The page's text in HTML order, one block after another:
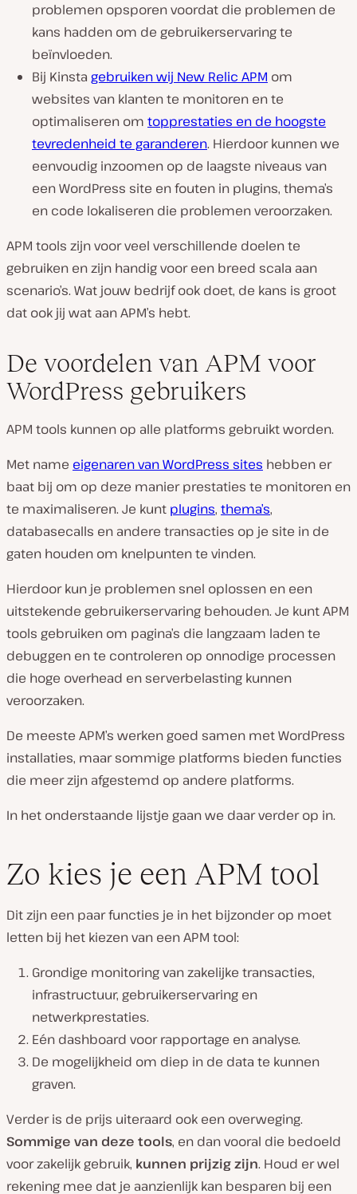
problemen opsporen voordat die problemen de
kans hadden om de gebruikerservaring te
beïnvloeden.
Bij Kinsta gebruiken wij New Relic APM om
websites van klanten te monitoren en te
optimaliseren om topprestaties en de hoogste
tevredenheid te garanderen. Hierdoor kunnen we
eenvoudig inzoomen op de laagste niveaus van
een WordPress site en fouten in plugins, thema’s
en code lokaliseren die problemen veroorzaken.
APM tools zijn voor veel verschillende doelen te
gebruiken en zijn handig voor een breed scala aan
scenario’s. Wat jouw bedrijf ook doet, de kans is groot
dat ook jij wat aan APM’s hebt.
De voordelen van APM voor
WordPress gebruikers
APM tools kunnen op alle platforms gebruikt worden.
Met name eigenaren van WordPress sites hebben er
baat bij om op deze manier prestaties te monitoren en
te maximaliseren. Je kunt plugins, thema’s,
databasecalls en andere transacties op je site in de
gaten houden om knelpunten te vinden.
Hierdoor kun je problemen snel oplossen en een
uitstekende gebruikerservaring behouden. Je kunt APM
tools gebruiken om pagina’s die langzaam laden te
debuggen en te controleren op onnodige processen
die hoge overhead en serverbelasting kunnen
veroorzaken.
De meeste APM’s werken goed samen met WordPress
installaties, maar sommige platforms bieden functies
die meer zijn afgestemd op andere platforms.
In het onderstaande lijstje gaan we daar verder op in.
Zo kies je een APM tool
Dit zijn een paar functies je in het bijzonder op moet
letten bij het kiezen van een APM tool:
Grondige monitoring van zakelijke transacties,
infrastructuur, gebruikerservaring en
netwerkprestaties.
Eén dashboard voor rapportage en analyse.
De mogelijkheid om diep in de data te kunnen
graven.
Verder is de prijs uiteraard ook een overweging.
Sommige van deze tools, en dan vooral die bedoeld
voor zakelijk gebruik, kunnen prijzig zijn. Houd er wel
rekening mee dat je aanzienlijk kan besparen bij een